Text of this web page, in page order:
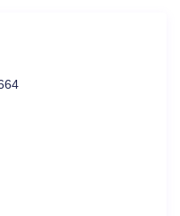
en los
DE LA
Allí tendrán